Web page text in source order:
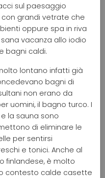
sul paesaggio
grandi vetrate che
oppure spa in riva
vacanza allo iodio
bagni caldi.
lontano infatti già
bagni di
non erano da
uomini, il bagno turco. I
la sauna sono
di eliminare le
per sentirsi
e tonici. Anche al
finlandese, è molto
contesto calde casette